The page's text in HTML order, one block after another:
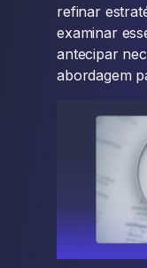
refinar
examinar
antecipar
abordagem